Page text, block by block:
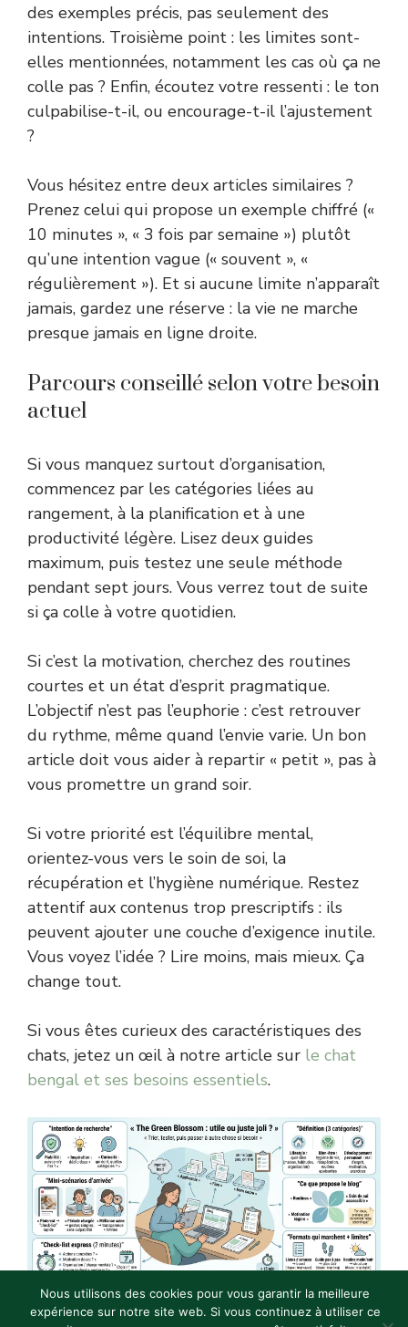
des exemples précis, pas seulement des
intentions. Troisième point : les limites sont-
elles mentionnées, notamment les cas où ça ne
colle pas ? Enfin, écoutez votre ressenti : le ton
culpabilise-t-il, ou encourage-t-il l’ajustement
?
Vous hésitez entre deux articles similaires ?
Prenez celui qui propose un exemple chiffré («
10 minutes », « 3 fois par semaine ») plutôt
qu’une intention vague (« souvent », «
régulièrement »). Et si aucune limite n’apparaît
jamais, gardez une réserve : la vie ne marche
presque jamais en ligne droite.
Parcours conseillé selon votre besoin
actuel
Si vous manquez surtout d’organisation,
commencez par les catégories liées au
rangement, à la planification et à une
productivité légère. Lisez deux guides
maximum, puis testez une seule méthode
pendant sept jours. Vous verrez tout de suite
si ça colle à votre quotidien.
Si c’est la motivation, cherchez des routines
courtes et un état d’esprit pragmatique.
L’objectif n’est pas l’euphorie : c’est retrouver
du rythme, même quand l’envie varie. Un bon
article doit vous aider à repartir « petit », pas à
vous promettre un grand soir.
Si votre priorité est l’équilibre mental,
orientez-vous vers le soin de soi, la
récupération et l’hygiène numérique. Restez
attentif aux contenus trop prescriptifs : ils
peuvent ajouter une couche d’exigence inutile.
Vous voyez l’idée ? Lire moins, mais mieux. Ça
change tout.
Si vous êtes curieux des caractéristiques des
chats, jetez un œil à notre article sur le chat
bengal et ses besoins essentiels.
The Green Blossom Blog : avis, contenu, fiabilité et alternatives
Nous utilisons des cookies pour vous garantir la meilleure
expérience sur notre site web. Si vous continuez à utiliser ce